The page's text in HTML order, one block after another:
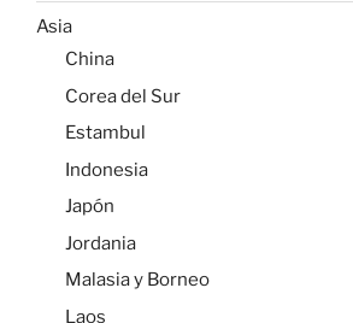
Asia
China
Corea del Sur
Estambul
Indonesia
Japón
Jordania
Malasia y Borneo
Laos